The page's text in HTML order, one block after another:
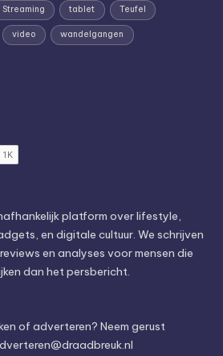
Streaming tablet Teufel
video wandelgangen
platform over lifestyle,
en digitale cultuur. We schrijven
en analyses voor mensen die
dan het persbericht.
of adverteren? Neem gerust